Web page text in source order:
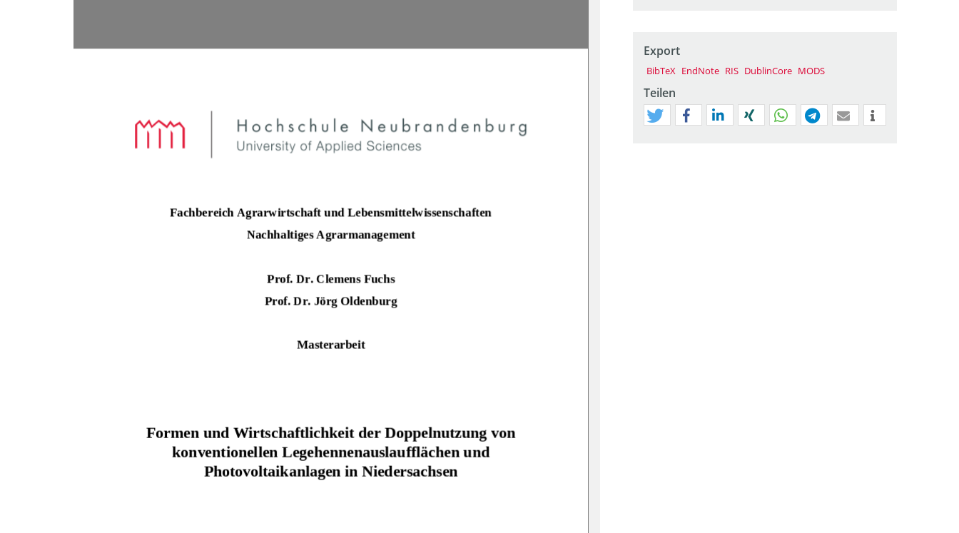
Fachbereich Agrarwirtschaft und Lebensmittelwissenschaften
Nachhaltiges Agrarmanagement
Prof. Dr. Clemens Fuchs
Prof. Dr. Jörg Oldenburg
Masterarbeit
Formen und Wirtschaftlichkeit der Doppelnutzung von
konventionellen Legehennenauslaufflächen und
Photovoltaikanlagen in Niedersachsen
Export
BibTeX EndNote RIS DublinCore MODS
Teilen